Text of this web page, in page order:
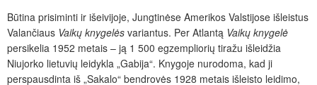
Būtina prisiminti ir išeivijoje, Jungtinėse Amerikos Valstijose išleistus
Valančiaus Vaikų knygelės variantus. Per Atlantą Vaikų knygelė
persikelia 1952 metais – ją 1 500 egzempliorių tiražu išleidžia
Niujorko lietuvių leidykla „Gabija“. Knygoje nurodoma, kad ji
perspausdinta iš „Sakalo“ bendrovės 1928 metais išleisto leidimo,